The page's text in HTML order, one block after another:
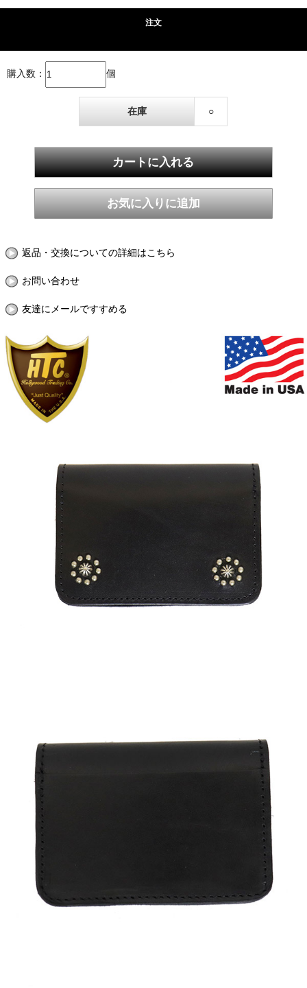
注文
購入数： 個
在庫 ○
返品・交換についての詳細はこちら
お問い合わせ
友達にメールですすめる